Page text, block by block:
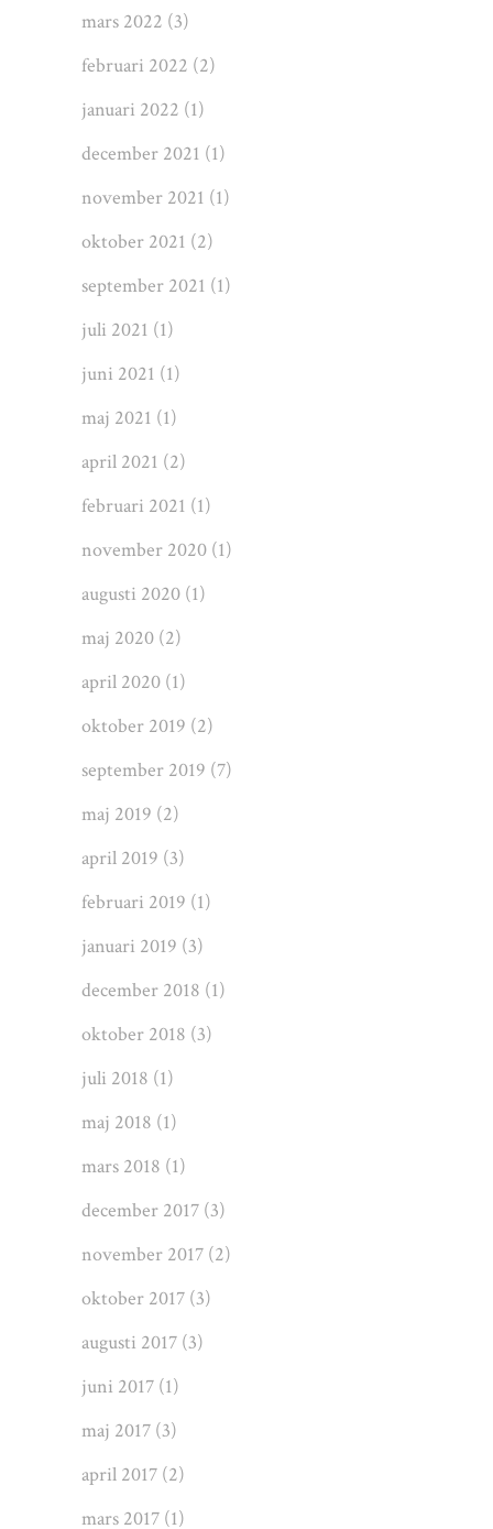
mars 2022 (3)
februari 2022 (2)
januari 2022 (1)
december 2021 (1)
november 2021 (1)
oktober 2021 (2)
september 2021 (1)
juli 2021 (1)
juni 2021 (1)
maj 2021 (1)
april 2021 (2)
februari 2021 (1)
november 2020 (1)
augusti 2020 (1)
maj 2020 (2)
april 2020 (1)
oktober 2019 (2)
september 2019 (7)
maj 2019 (2)
april 2019 (3)
februari 2019 (1)
januari 2019 (3)
december 2018 (1)
oktober 2018 (3)
juli 2018 (1)
maj 2018 (1)
mars 2018 (1)
december 2017 (3)
november 2017 (2)
oktober 2017 (3)
augusti 2017 (3)
juni 2017 (1)
maj 2017 (3)
april 2017 (2)
mars 2017 (1)